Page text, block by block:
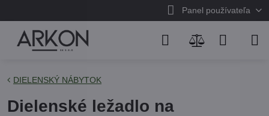
Panel používateľa
DIELENSKÝ NÁBYTOK
Dielenské ležadlo na